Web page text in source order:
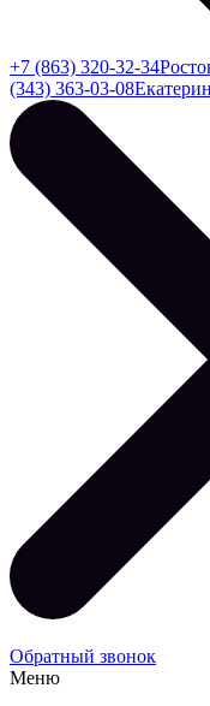
+7 (863) 320-32-34
(343) 363-03-08
Обратный звонок
Меню